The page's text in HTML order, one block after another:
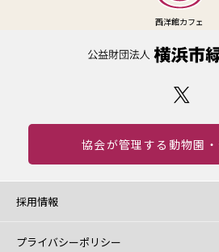
西洋館カフェ
協会が管理する動物園
採用情報
プライバシーポリシー